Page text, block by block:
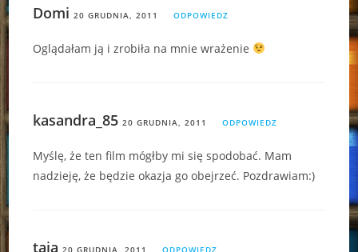
Domi 20 GRUDNIA, 2011 ODPOWIEDZ
Oglądałam ją i zrobiła na mnie wrażenie
kasandra_85 20 GRUDNIA, 2011 ODPOWIEDZ
Myślę, że ten film mógłby mi się spodobać. Mam
nadzieję, że będzie okazja go obejrzeć. Pozdrawiam:)
taia 20 GRUDNIA, 2011 ODPOWIEDZ